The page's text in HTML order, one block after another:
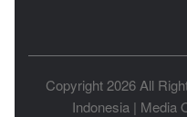
Copyright 2026 All
Indonesia| Media